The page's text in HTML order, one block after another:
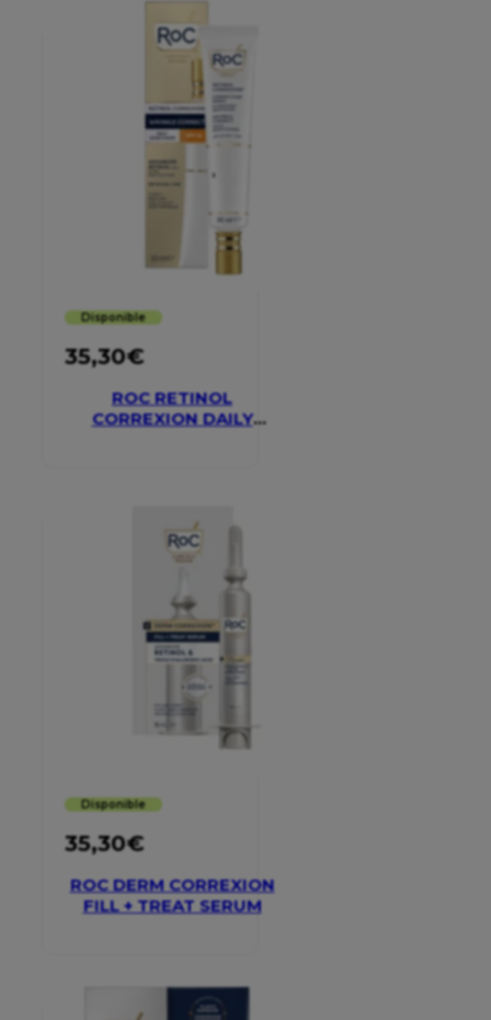
Disponible
35,30€
ROC RETINOL
CORREXION DAILY
Disponible
35,30€
ROC DERM CORREXION
FILL + TREAT SERUM